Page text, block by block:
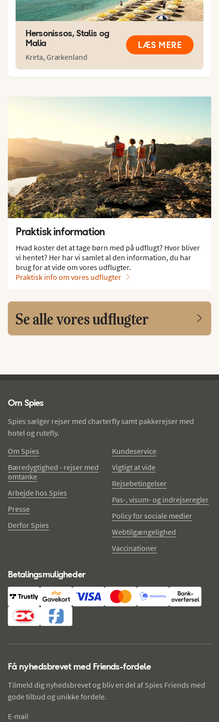
Hersonissos, Stalis og
Malia
Kreta, Grækenland
LÆS MERE
Praktisk information
Hvad koster det at tage børn med på udflugt? Hvor bliver
vi hentet? Her har vi samlet al den information, du har
brug for at vide om vores udflugter.
Praktisk info om vores udflugter
Se alle vores udflugter
Om Spies
Spies sælger rejser med charterfly samt pakkerejser med
hotel og rutefly.
Om Spies
Bæredygtighed - rejser med
omtanke
Arbejde hos Spies
Presse
Derfor Spies
Kundeservice
Vigtigt at vide
Rejsebetingelser
Pas-, visum- og indrejseregler
Policy for sociale medier
Webtilgængelighed
Vaccinationer
Betalingsmuligheder
Få nyhedsbrevet med Friends-fordele
Tilmeld dig nyhedsbrevet og bliv en del af Spies Friends med
gode tilbud og unikke fordele.
E-mail